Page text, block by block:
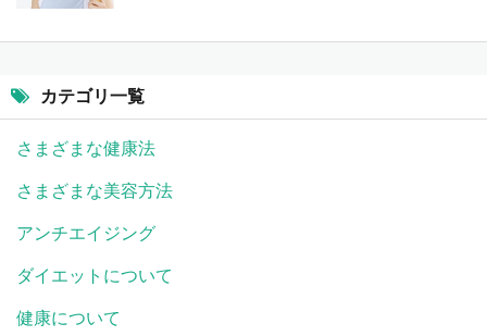
カテゴリ一覧
さまざまな健康法
さまざまな美容方法
アンチエイジング
ダイエットについて
健康について